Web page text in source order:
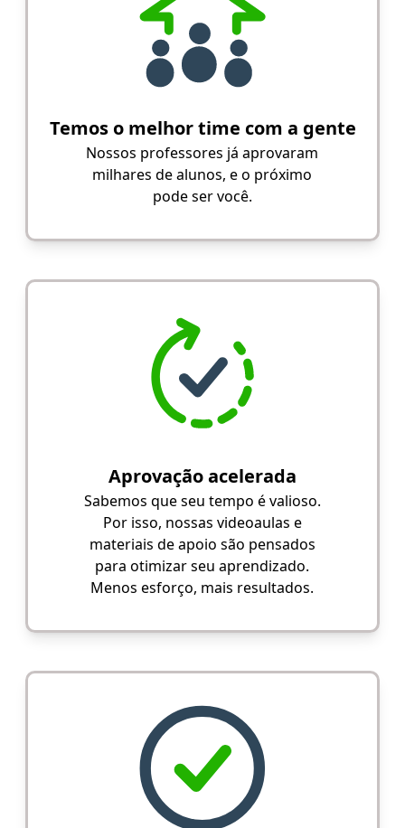
Temos o melhor time com a gente
Nossos professores já aprovaram
milhares de alunos, e o próximo
pode ser você.
Aprovação acelerada
Sabemos que seu tempo é valioso.
Por isso, nossas videoaulas e
materiais de apoio são pensados
para otimizar seu aprendizado.
Menos esforço, mais resultados.